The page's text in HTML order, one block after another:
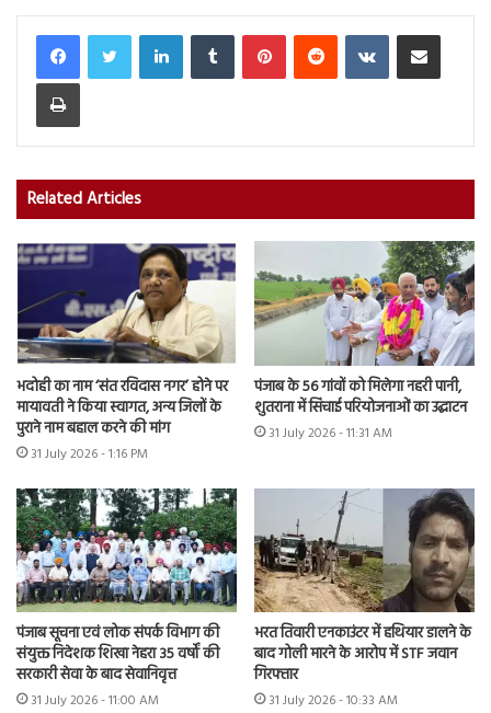
LinkedInTumblr PinterestReddit VKontakteShare via Email
Print
Related Articles
भदोही का नाम ‘संत रविदास नगर’ होने पर
मायावती ने किया स्वागत, अन्य जिलों के
पुराने नाम बहाल करने की मांग
31 July 2026 - 1:16 PM
पंजाब के 56 गांवों को मिलेगा नहरी पानी,
शुतराना में सिंचाई परियोजनाओं का उद्घाटन
31 July 2026 - 11:31 AM
पंजाब सूचना एवं लोक संपर्क विभाग की
संयुक्त निदेशक शिखा नेहरा 35 वर्षों की
सरकारी सेवा के बाद सेवानिवृत्त
31 July 2026 - 11:00 AM
भरत तिवारी एनकाउंटर में हथियार डालने के
बाद गोली मारने के आरोप में STF जवान
गिरफ्तार
31 July 2026 - 10:33 AM